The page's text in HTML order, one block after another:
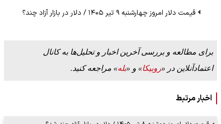
قیمت دلار امروز چهارشنبه ۹ تیر ۱۴۰۵ / دلار در بازار آزاد چند؟
برای مطالعه و بررسی آخرین اخبار و تحلیل‌ها به کانال
اعتمادآنلاین در «روبیکا» و «بله» مراجعه کنید.
اخبار مرتبط